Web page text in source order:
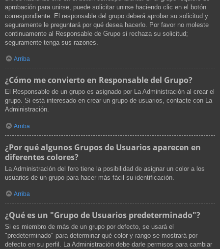
aprobación para unirse, puede solicitar unirse haciendo clic en el botón
correspondiente. El responsable del grupo deberá aprobar su solicitud y
seguramente le preguntará por qué desea hacerlo. Por favor no moleste
continuamente al Responsable de Grupo si rechaza su solicitud;
seguramente tenga sus razones.
Arriba
¿Cómo me convierto en Responsable del Grupo?
El Responsable de un grupo es asignado por La Administración al crear el
grupo. Si está interesado en crear un grupo de usuarios, contacte con La
Administración.
Arriba
¿Por qué algunos Grupos de Usuarios aparecen en
diferentes colores?
La Administración del foro tiene la posibilidad de asignar un color a los
usuarios de un grupo para hacer más fácil su identificación.
Arriba
¿Qué es un "Grupo de Usuarios predeterminado"?
Si es miembro de más de un grupo por defecto, se usará el
"predeterminado" para determinar qué color y rango se mostrará por
defecto en su perfil. La Administración debe darle permisos para cambiar